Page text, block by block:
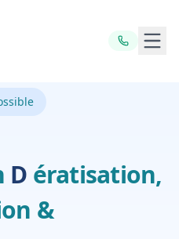
Dératisation,
D ératisation,
&